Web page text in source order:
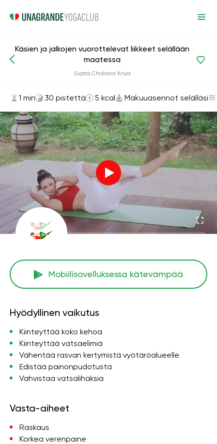
Asanat ja harjoitukset Makuuasennot selälläsi
Käsien ja jalkojen vuorottelevat liikkeet selällään
maatessa
Supta Chalana Kriya
1 min 30 pistettä 5 kcal Makuuasennot selälläsi
Mobiilisovelluksessa kätevämpää
Hyödyllinen vaikutus
Kiinteyttää koko kehoa
Kiinteyttää vatsaelimiä
Vähentää rasvan kertymistä vyötäröalueelle
Edistää painonpudotusta
Vahvistaa vatsalihaksia
Vasta-aiheet
Raskaus
Korkea verenpaine